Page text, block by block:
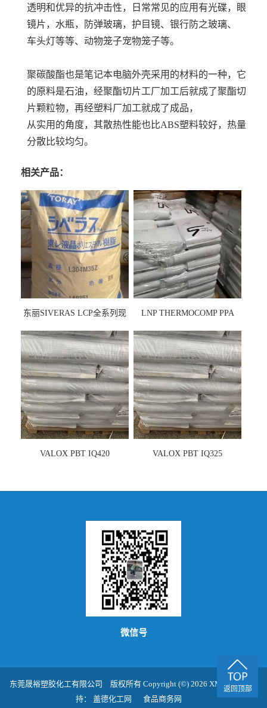
透明和优异的抗冲击性，日常常见的应用有光碟，眼
镜片，水瓶，防弹玻璃，护目镜、银行防之玻璃、
车头灯等等、动物笼子宠物笼子等。
聚碳酸酯也是笔记本电脑外壳采用的材料的一种，它
的原料是石油，经聚酯切片工厂加工后就成了聚酯切
片颗粒物，再经塑料厂加工就成了成品，
从实用的角度，其散热性能也比ABS塑料较好，热量
分散比较均匀。
相关产品：
东丽SIVERAS LCP全系列现
LNP THERMOCOMP PPA
VALOX PBT IQ420 VALOX PBT IQ325
微信号
东莞晟裕塑胶化工有限公司 版权所有 Copyright (©) 2026 XML
技术支
持： 盖德化工网 食品商务网
返回顶部